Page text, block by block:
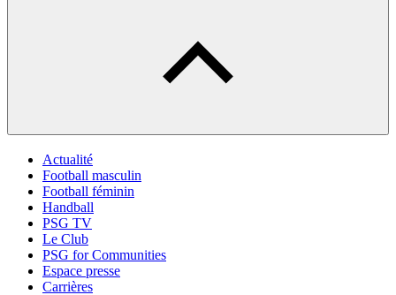
Actualité
Football masculin
Football féminin
Handball
PSG TV
Le Club
PSG for Communities
Espace presse
Carrières